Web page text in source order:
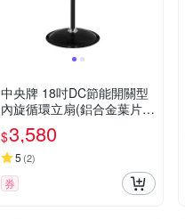
中央牌 18吋DC節能開關型
內旋循環立扇(鋁合金葉片)K
DS-181A
$3,580
5 (2)
券